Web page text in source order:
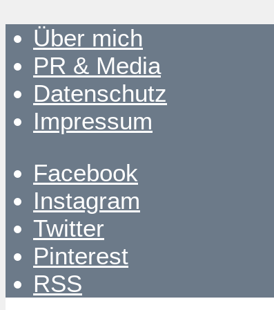
Über mich
PR & Media
Datenschutz
Impressum
Facebook
Instagram
Twitter
Pinterest
RSS